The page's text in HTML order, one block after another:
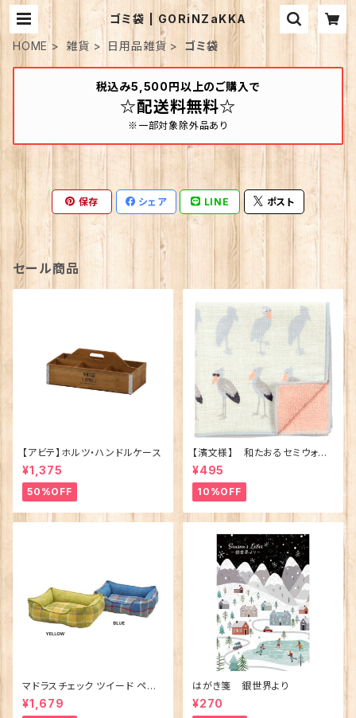
ゴミ袋 | GORiNZaKKA
HOME
雑貨 日用品雑貨 ゴミ袋
税込み5,500円以上のご購入で
☆配送料無料☆
※一部対象除外品あり
保存 シェア LINE ポスト
セール商品
【アビテ】ホルツ・ハンドルケース
¥1,375
50%OFF
【濱文様】 和たおるセミウォッ
シュ ごきげんハシビロコウ
(日本製)
¥495
10%OFF
マドラスチェック ツイード ペット
ベッド（犬猫用）M
¥1,679
はがき箋 銀世界より
¥270